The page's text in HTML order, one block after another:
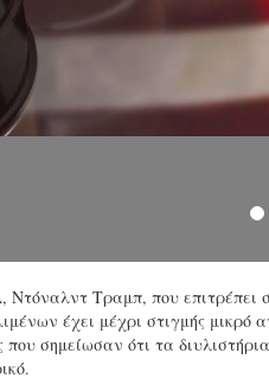
Τραμπ, που
έχει μέχρι στιγμής μικρό
που σημείωσαν ότι τα